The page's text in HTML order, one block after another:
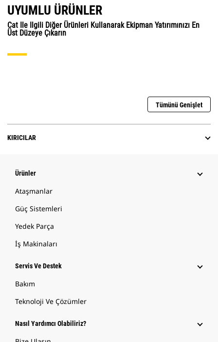
UYUMLU ÜRÜNLER
Cat Ile Ilgili Diğer Ürünleri Kullanarak Ekipman Yatırımınızı En
Üst Düzeye Çıkarın
Tümünü Genişlet
KIRICILAR
Ürünler
Ataşmanlar
Güç Sistemleri
Yedek Parça
İş Makinaları
Servis Ve Destek
Bakım
Teknoloji Ve Çözümler
Nasıl Yardımcı Olabiliriz?